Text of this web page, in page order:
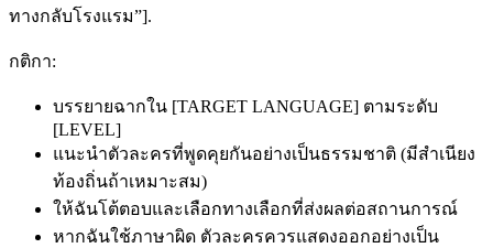
ทางกลับโรงแรม”].
กติกา:
บรรยายฉากใน [TARGET LANGUAGE] ตามระดับ
[LEVEL]
แนะนำตัวละครที่พูดคุยกันอย่างเป็นธรรมชาติ (มีสำเนียง
ท้องถิ่นถ้าเหมาะสม)
ให้ฉันโต้ตอบและเลือกทางเลือกที่ส่งผลต่อสถานการณ์
หากฉันใช้ภาษาผิด ตัวละครควรแสดงออกอย่างเป็น